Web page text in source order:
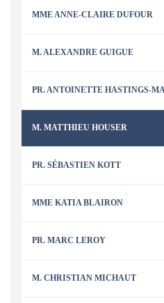
MME ANNE-CLAIRE DUFOUR
M. ALEXANDRE GUIGUE
PR. ANTOINETTE HASTINGS-
M. MATTHIEU HOUSER
PR. SÉBASTIEN KOTT
MME KATIA BLAIRON
PR. MARC LEROY
M. CHRISTIAN MICHAUT